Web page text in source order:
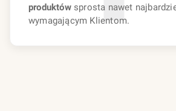
produktówsprosta nawet
wymagającym Klientom.